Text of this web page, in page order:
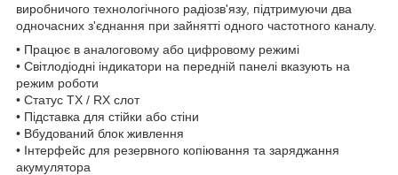
виробничого технологічного радіозв'язу, підтримуючи два
одночасних з'єднання при зайнятті одного частотного каналу.
• Працює в аналоговому або цифровому режимі
• Світлодіодні індикатори на передній панелі вказують на
режим роботи
• Статус TX / RX слот
• Підставка для стійки або стіни
• Вбудований блок живлення
• Інтерфейс для резервного копіювання та заряджання
акумулятора